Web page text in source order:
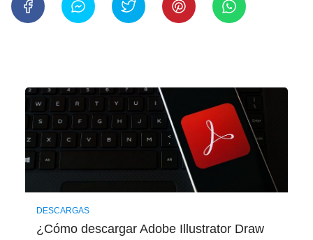
DESCARGAS
¿Cómo descargar Adobe Illustrator Draw